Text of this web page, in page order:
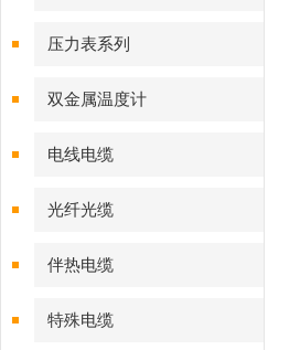
压力表系列
双金属温度计
电线电缆
光纤光缆
伴热电缆
特殊电缆